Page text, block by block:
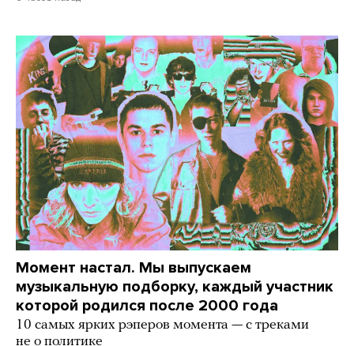
Момент настал. Мы выпускаем
музыкальную подборку, каждый участник
которой родился после 2000 года
10 самых ярких рэперов момента — с треками
не о политике